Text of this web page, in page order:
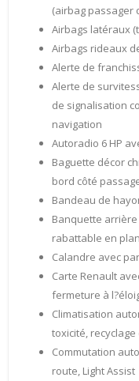
(airbag passager
Airbags latéraux
Airbags rideaux
Alerte de
Alerte de
de signalisation
navigation
Autoradio 6 HP
Baguette décor
bord côté
Bandeau de
Banquette
rabattable en
Calandre avec
Carte Renault
fermeture à
Climatisation
toxicité,
Commutation
route, Light Assist